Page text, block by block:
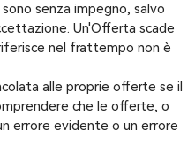
senza impegno, salvo
Un'Offerta scade
nel frattempo non è
alle proprie offerte se il
che le offerte, o
errore evidente o un errore